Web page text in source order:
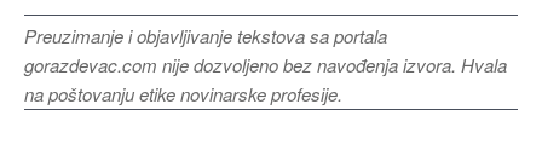
Preuzimanje i objavljivanje tekstova sa portala
gorazdevac.com nije dozvoljeno bez navođenja izvora. Hvala
na poštovanju etike novinarske profesije.